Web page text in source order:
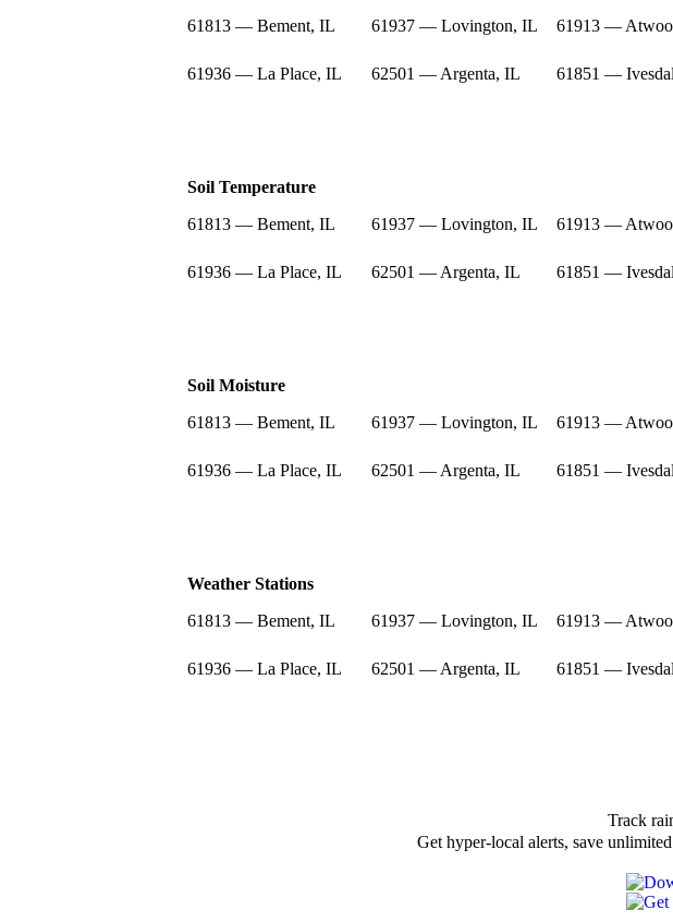
61813 — Bement, IL
61937 — Lovington, IL 61913 —
61936 — La Place, IL 62501 — Argenta, IL 61851 —
Soil Temperature
61813 — Bement, IL
61937 — Lovington, IL 61913 —
61936 — La Place, IL 62501 — Argenta, IL 61851 —
Soil Moisture
61813 — Bement, IL
61937 — Lovington, IL 61913 —
61936 — La Place, IL 62501 — Argenta, IL 61851 —
Weather Stations
61813 — Bement, IL
61937 — Lovington, IL 61913 —
61936 — La Place, IL 62501 — Argenta, IL 61851 —
Track
Get hyper-local alerts, save